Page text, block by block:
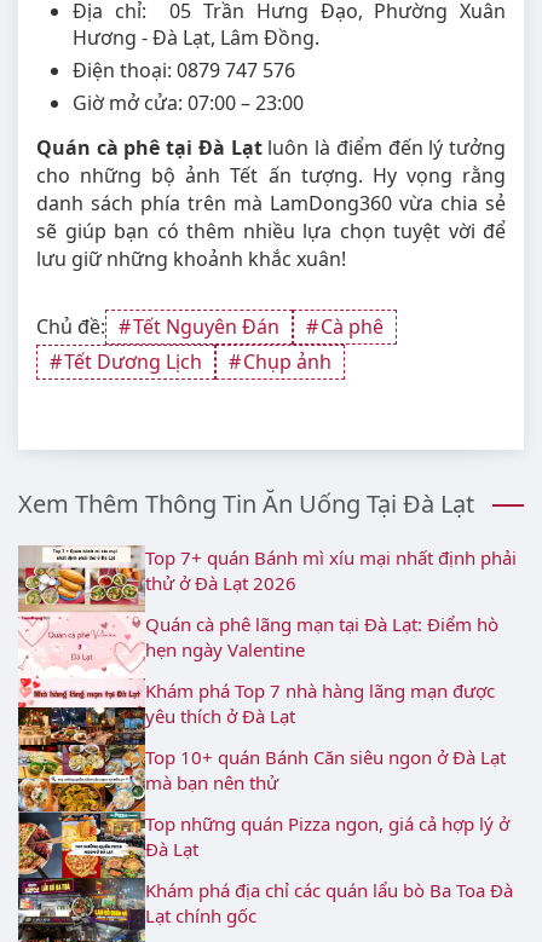
Địa chỉ: 05 Trần Hưng Đạo, Phường Xuân
Hương - Đà Lạt, Lâm Đồng.
Điện thoại: 0879 747 576
Giờ mở cửa: 07:00 – 23:00
Quán cà phê tại Đà Lạtluôn là điểm đến lý tưởng
cho những bộ ảnh Tết ấn tượng. Hy vọng rằng
danh sách phía trên mà LamDong360 vừa chia sẻ
sẽ giúp bạn có thêm nhiều lựa chọn tuyệt vời để
lưu giữ những khoảnh khắc xuân!
Chủ đề: Tết Nguyên Đán
Cà phê
Tết Dương Lịch
Chụp ảnh
Xem Thêm Thông Tin Ăn Uống Tại Đà Lạt
Top 7+ quán Bánh mì xíu mại nhất định phải
thử ở Đà Lạt 2026
Quán cà phê lãng mạn tại Đà Lạt: Điểm hò
hẹn ngày Valentine
Khám phá Top 7 nhà hàng lãng mạn được
yêu thích ở Đà Lạt
Top 10+ quán Bánh Căn siêu ngon ở Đà Lạt
mà bạn nên thử
Top những quán Pizza ngon, giá cả hợp lý ở
Đà Lạt
Khám phá địa chỉ các quán lẩu bò Ba Toa Đà
Lạt chính gốc